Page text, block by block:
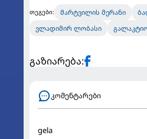
თეგები: მარტვილის მერანი
ვლადიმირ ლობასი
გაზიარება:
კომენტარები
gela